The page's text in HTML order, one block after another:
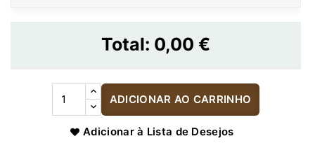
Total: 0,00 €
ADICIONAR AO CARRINHO
Adicionar à Lista de Desejos